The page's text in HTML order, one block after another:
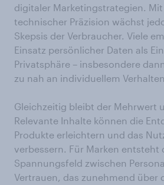
digitaler Marketingstrategien.
technischer Präzision wächst
Skepsis der Verbraucher. Viele
Einsatz persönlicher Daten als
Privatsphäre – insbesondere
zu nah an individuellem
Gleichzeitig bleibt der Mehrwert
Relevante Inhalte können die
Produkte erleichtern und das
verbessern. Für Marken entsteht
Spannungsfeld zwischen
Vertrauen, das zunehmend über